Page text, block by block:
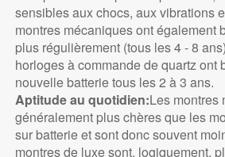
sensibles aux chocs, aux vibrations
montres mécaniques ont également
plus régulièrement (tous les 4 - 8
horloges à commande de quartz ont
nouvelle batterie tous les 2 à 3 ans.
Aptitude au quotidien:Les montres
généralement plus chères que les
sur batterie et sont donc souvent
montres de luxe sont, logiquement,